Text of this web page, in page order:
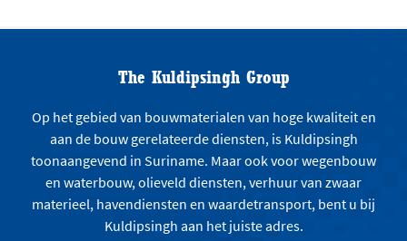
The Kuldipsingh Group
Op het gebied van bouwmaterialen van hoge kwaliteit en
aan de bouw gerelateerde diensten, is Kuldipsingh
toonaangevend in Suriname. Maar ook voor wegenbouw
en waterbouw, olieveld diensten, verhuur van zwaar
materieel, havendiensten en waardetransport, bent u bij
Kuldipsingh aan het juiste adres.